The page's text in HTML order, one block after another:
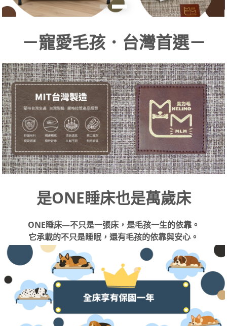
－寵愛毛孩．台灣首選－
是ONE睡床也是萬歲床
ONE睡床—不只是一張床，是毛孩一生的依靠。
它承載的不只是睡眠， 還有毛孩的依靠與安心。